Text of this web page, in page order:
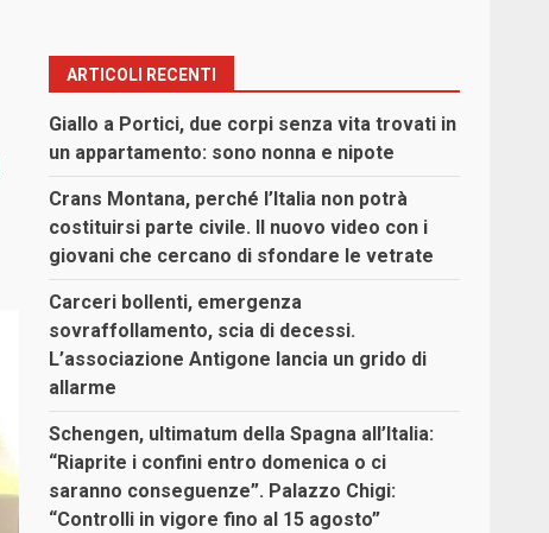
ARTICOLI RECENTI
Giallo a Portici, due corpi senza vita trovati in
un appartamento: sono nonna e nipote
Crans Montana, perché l’Italia non potrà
costituirsi parte civile. Il nuovo video con i
giovani che cercano di sfondare le vetrate
Carceri bollenti, emergenza
sovraffollamento, scia di decessi.
L’associazione Antigone lancia un grido di
allarme
Schengen, ultimatum della Spagna all’Italia:
“Riaprite i confini entro domenica o ci
saranno conseguenze”. Palazzo Chigi:
“Controlli in vigore fino al 15 agosto”